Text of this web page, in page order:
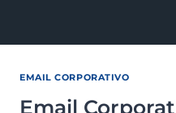
EMAIL CORPORATIVO
Email